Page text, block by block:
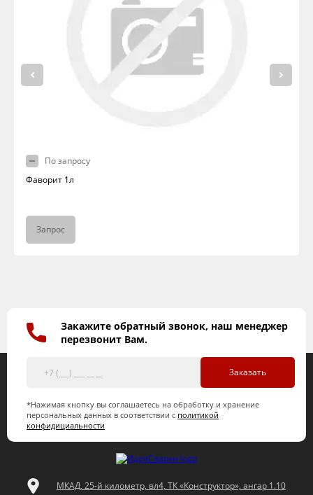
По запросу
Фаворит 1л
Запрос
Закажите обратный звонок, наш менеджер
перезвонит Вам.
Заказать
*Нажимая кнопку вы соглашаетесь на обработку и хранение
персональных данных в соответствии с политикой
конфидициальности
МКАД, 25-й километр, вл4, ТК «Конструктор», ангар 1.10